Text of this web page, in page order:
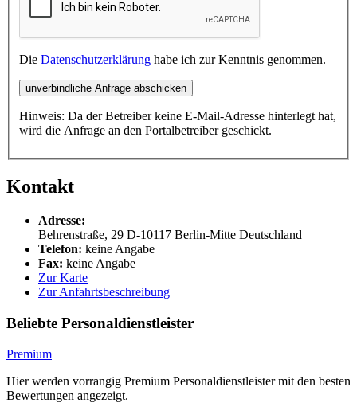
Die Datenschutzerklärung habe ich zur Kenntnis genommen.
unverbindliche Anfrage abschicken
Hinweis: Da der Betreiber keine E-Mail-Adresse hinterlegt hat,
wird die Anfrage an den Portalbetreiber geschickt.
Kontakt
Adresse:
Behrenstraße, 29 D-10117 Berlin-Mitte Deutschland
Telefon: keine Angabe
Fax: keine Angabe
Zur Karte
Zur Anfahrtsbeschreibung
Beliebte Personaldienstleister
Premium
Hier werden vorrangig Premium Personaldienstleister mit den besten
Bewertungen angezeigt.